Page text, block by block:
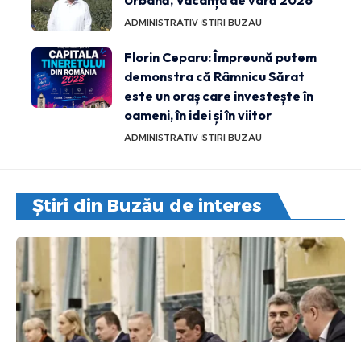
ADMINISTRATIV STIRI BUZAU
Florin Ceparu: Împreună putem
demonstra că Râmnicu Sărat
este un oraș care investește în
oameni, în idei și în viitor
ADMINISTRATIV STIRI BUZAU
Știri din Buzău de interes